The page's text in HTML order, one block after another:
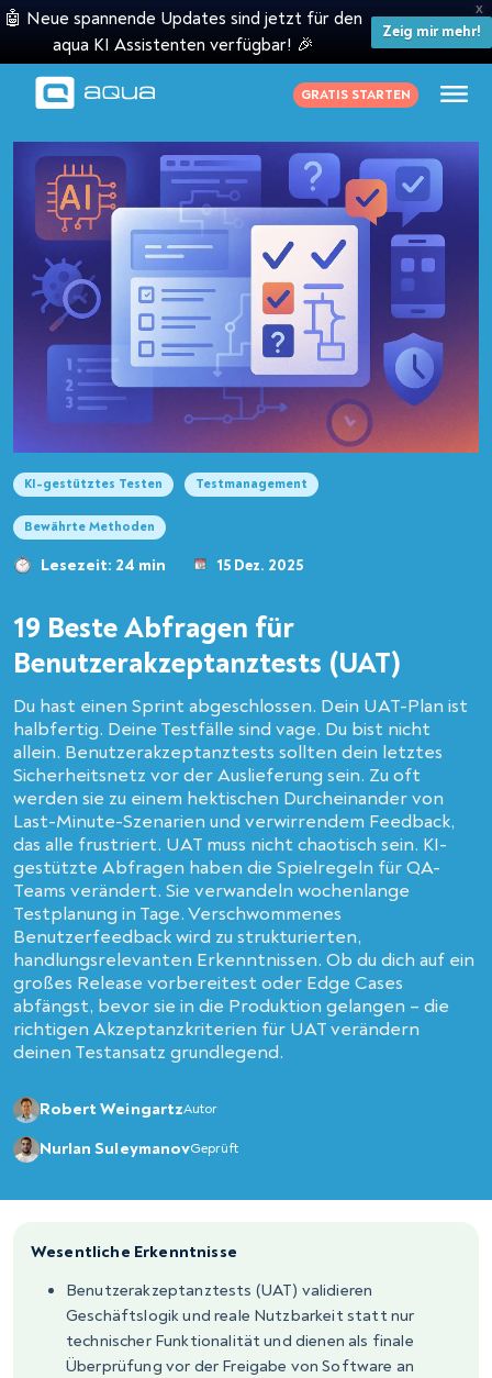
X
🤖 Neue spannende Updates sind jetzt für den
aqua KI Assistenten verfügbar! 🎉
Zeig mir mehr!
GRATIS STARTEN
KI-gestütztes Testen Testmanagement
Bewährte Methoden
Lesezeit: 24 min 15 Dez. 2025
19 Beste Abfragen für
Benutzerakzeptanztests (UAT)
Du hast einen Sprint abgeschlossen. Dein UAT-Plan ist
halbfertig. Deine Testfälle sind vage. Du bist nicht
allein. Benutzerakzeptanztests sollten dein letztes
Sicherheitsnetz vor der Auslieferung sein. Zu oft
werden sie zu einem hektischen Durcheinander von
Last-Minute-Szenarien und verwirrendem Feedback,
das alle frustriert. UAT muss nicht chaotisch sein. KI-
gestützte Abfragen haben die Spielregeln für QA-
Teams verändert. Sie verwandeln wochenlange
Testplanung in Tage. Verschwommenes
Benutzerfeedback wird zu strukturierten,
handlungsrelevanten Erkenntnissen. Ob du dich auf ein
großes Release vorbereitest oder Edge Cases
abfängst, bevor sie in die Produktion gelangen – die
richtigen Akzeptanzkriterien für UAT verändern
deinen Testansatz grundlegend.
Robert WeingartzAutor
Nurlan SuleymanovGeprüft
Wesentliche Erkenntnisse
Benutzerakzeptanztests (UAT) validieren
Geschäftslogik und reale Nutzbarkeit statt nur
technischer Funktionalität und dienen als finale
Überprüfung vor der Freigabe von Software an